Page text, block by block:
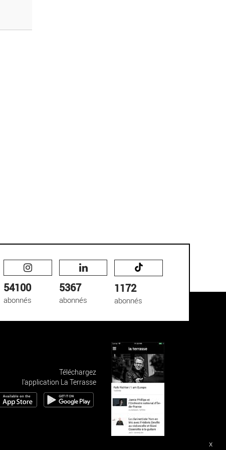
x
54100
abonnés
5367
abonnés
1172
abonnés
Téléchargez
l'application La Terrasse